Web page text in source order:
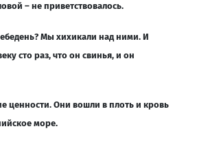
– не приветствовалось.
Мы хихикали над ними. И
сто раз, что он свинья, и он
ценности. Они вошли в плоть и кровь
море.